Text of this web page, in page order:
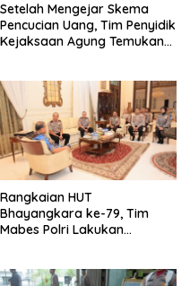
Setelah Mengejar Skema
Pencucian Uang, Tim Penyidik
Kejaksaan Agung Temukan
Rangkaian HUT
Bhayangkara ke-79, Tim
Mabes Polri Lakukan
Badrodin Haiti